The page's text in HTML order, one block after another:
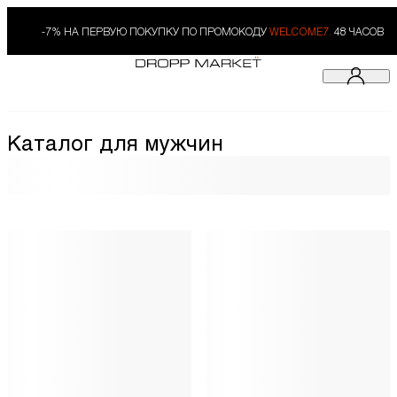
-7% НА ПЕРВУЮ ПОКУПКУ ПО ПРОМОКОДУ WELCOME7. 48 ЧАСОВ
Каталог для мужчин